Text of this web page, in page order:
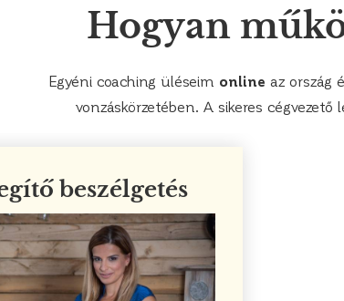
Hogyan
Egyéni coaching üléseim online az ország
vonzáskörzetében. A sikeres
beszélgetés